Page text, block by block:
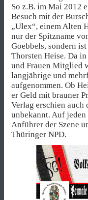
So z.B. im Mai 2012
Besuch mit der
„Ulex“, einem Alten
nur der Spitzname
Goebbels, sondern
Thorsten Heise. Da
und Frauen Mitglied
langjährige und
aufgenommen. Ob
er Geld mit brauner
Verlag erschien auch
unbekannt. Auf
Anführer der Szene
Thüringer NPD.